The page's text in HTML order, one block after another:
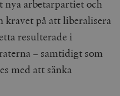
nya arbetarpartiet och
på att liberalisera
resulterade i
– samtidigt som
med att sänka